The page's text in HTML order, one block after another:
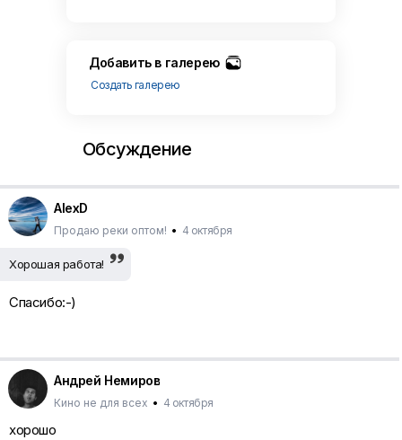
Добавить в галерею
Создать галерею
Обсуждение
AlexD
Продаю реки оптом! • 4 октября
Хорошая работа!
Спасибо:-)
Андрей Немиров
Кино не для всех • 4 октября
хорошо